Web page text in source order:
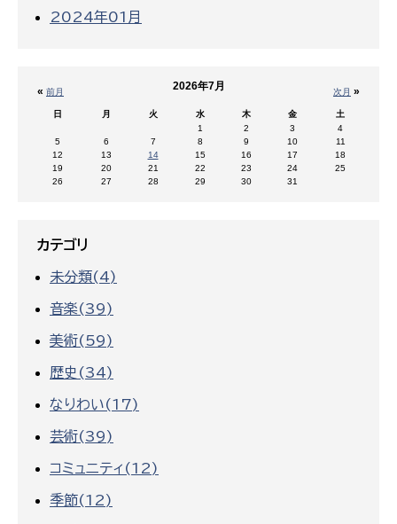
2024年01月
« 前月 次月 »
2026年7月
日 月 火 水 木 金
土
1
2 3
4
5
6 7 8 9 10
11
12
13 14 15 16 17
18
19
20 21 22 23 24
25
26
27 28 29 30 31
カテゴリ
未分類(4)
音楽(39)
美術(59)
歴史(34)
なりわい(17)
芸術(39)
コミュニティ(12)
季節(12)